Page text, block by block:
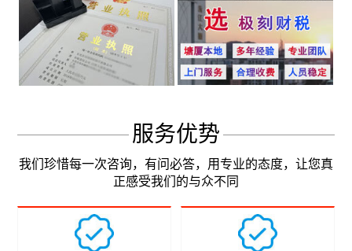
服务优势
我们珍惜每一次咨询，有问必答，用专业的态度，让您真
正感受我们的与众不同